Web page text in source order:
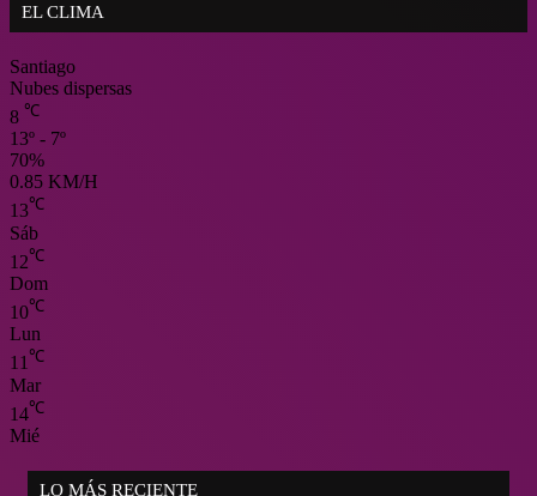
EL CLIMA
Santiago
Nubes dispersas
8 ℃
13º - 7º
70%
0.85 KM/H
13℃
Sáb
12℃
Dom
10℃
Lun
11℃
Mar
14℃
Mié
LO MÁS RECIENTE